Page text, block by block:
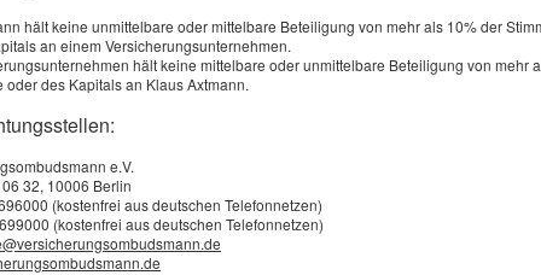
·Rechtliche Hinweise·Datenschutz
hält keine unmittelbare oder mittelbare Beteiligung von mehr als 10% der
an einem Versicherungsunternehmen.
hält keine mittelbare oder unmittelbare Beteiligung von mehr
oder des Kapitals an Klaus Axtmann.
e.V.
32, 10006 Berlin
(kostenfrei aus deutschen Telefonnetzen)
(kostenfrei aus deutschen Telefonnetzen)